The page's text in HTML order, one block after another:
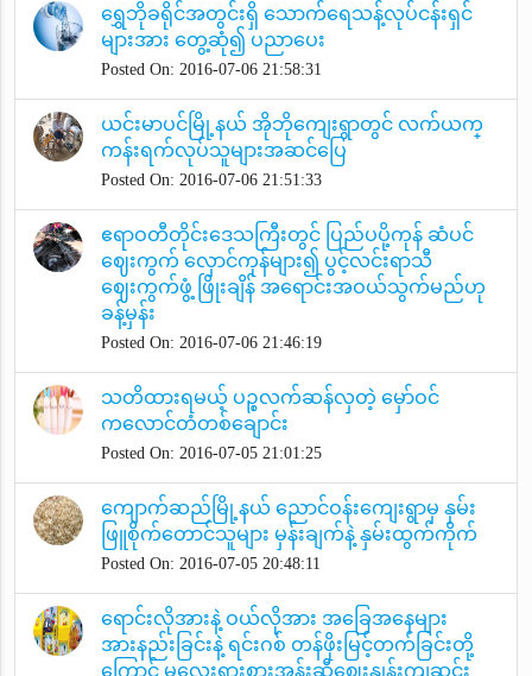
ရွှေဘိုခရိုင်အတွင်းရှိ သောက်ရေသန့်လုပ်ငန်းရှင်
များအား တွေ့ဆုံ၍ ပညာပေး
Posted On: 2016-07-06 21:58:31
ယင်းမာပင်မြို့နယ် အိုဘိုကျေးရွာတွင် လက်ယက္
ကန်းရက်လုပ်သူများအဆင်ပြေ
Posted On: 2016-07-06 21:51:33
ဧရာဝတီတိုင်းဒေသကြီးတွင် ပြည်ပပို့ကုန် ဆံပင်
ဈေးကွက် လှောင်ကုန်များ၍ ပွင့်လင်းရာသီ
ဈေးကွက်ဖွံ့ ဖြိုးချိန် အရောင်းအဝယ်သွက်မည်ဟု
ခန့်မှန်း
Posted On: 2016-07-06 21:46:19
သတိထားရမယ့် ပဉ္စလက်ဆန်လှတဲ့ မှော်ဝင်
ကလောင်တံတစ်ချောင်း
Posted On: 2016-07-05 21:01:25
ကျောက်ဆည်မြို့နယ် ညောင်ဝန်းကျေးရွာမှ နှမ်း
ဖြူစိုက်တောင်သူများ မှန်းချက်နဲ့ နှမ်းထွက်ကိုက်
Posted On: 2016-07-05 20:48:11
ရောင်းလိုအားနဲ့ ဝယ်လိုအား အခြေအနေများ
အားနည်းခြင်းနဲ့ ရင်းဂစ် တန်ဖိုးမြင့်တက်ခြင်းတို့
ကြောင့် မလေးရှားစားအုန်းဆီဈေးနှုန်းကျဆင်း